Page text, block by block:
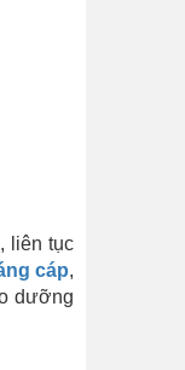
liên tục
cáp,
dưỡng